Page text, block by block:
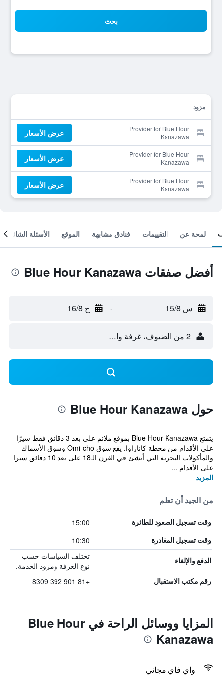
بحث
مزود
Provider for Blue Hour
Kanazawa
عرض الأسعار
Provider for Blue Hour
Kanazawa
عرض الأسعار
Provider for Blue Hour
Kanazawa
عرض الأسعار
لمحة عن التقييمات فنادق مشابهة الموقع الأسئلة الشائعة
أفضل صفقات Blue Hour Kanazawa
س 15/8 - ح 16/8
2 من الضيوف، غرفة واحدة
حول Blue Hour Kanazawa
يتمتع Blue Hour Kanazawa بموقع ملائم على بعد 3 دقائق فقط سيرًا
على الأقدام من محطة كانازاوا. يقع سوق Omi-cho وسوق الأسماك
والمأكولات البحرية التي أنشئ في القرن الـ18 على بعد 10 دقائق سيرا
على الأقدام ...
المزيد
من الجيد أن تعلم
وقت تسجيل الصعود للطائرة 15:00
وقت تسجيل المغادرة 10:30
الدفع والإلغاء
تختلف السياسات حسب
نوع الغرفة ومزود الخدمة.
رقم مكتب الاستقبال +81 901 392 8309
المزايا ووسائل الراحة في Blue Hour
Kanazawa
واي فاي مجاني